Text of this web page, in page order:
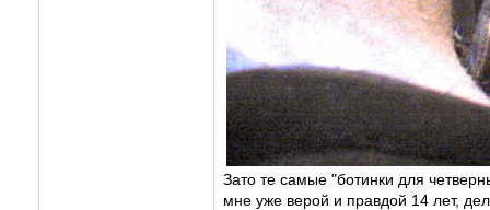
Зато те самые "ботинки для
мне уже верой и правдой 14 лет,